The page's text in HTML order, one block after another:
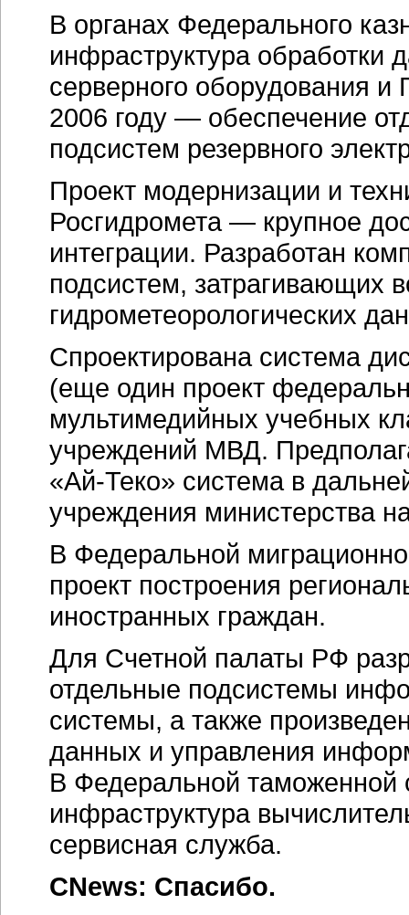
В органах Федерального
инфраструктура обработки
серверного оборудования
2006 году — обеспечение
подсистем резервного
Проект модернизации и
Росгидромета — крупное
интеграции. Разработан
подсистем, затрагивающих
гидрометеорологических
Спроектирована система
(еще один проект
мультимедийных учебных
учреждений МВД.
«Ай-Теко» система в
учреждения министерства
В Федеральной
проект построения
иностранных граждан.
Для Счетной палаты РФ
отдельные подсистемы
системы, а также
данных и управления
В Федеральной таможенной
инфраструктура
сервисная служба.
CNews: Спасибо.